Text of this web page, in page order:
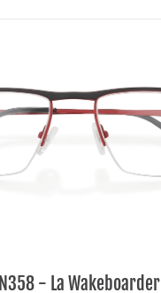
N358 - La Wakeboarder